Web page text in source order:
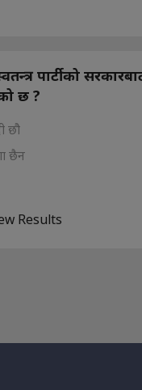
पार्टीको
छ ?
छौ
छैन
Results